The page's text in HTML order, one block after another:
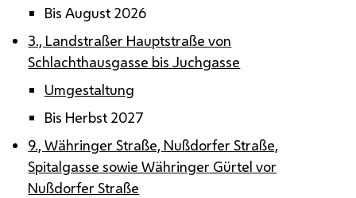
Bis August 2026
3., Landstraßer Hauptstraße von
Schlachthausgasse bis Juchgasse
Umgestaltung
Bis Herbst 2027
9., Währinger Straße, Nußdorfer Straße,
Spitalgasse sowie Währinger Gürtel vor
Nußdorfer Straße